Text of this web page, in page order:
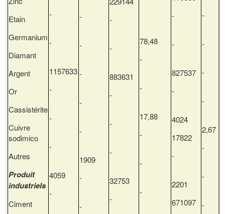
Etain
Germanium
Diamant
Argent
Or
Cassistérite
Cuivre
sodimico
Autres
Produit
industriels
Ciment
-
-
1157633
-
-
-
4059
-
-
-
-
-
-
1909
-
-
-
-
883631
-
-
-
32753
-
78,48
-
-
17,88
-
-
-
-
-
827537
-
4024
17822
-
2201
671097
2,67